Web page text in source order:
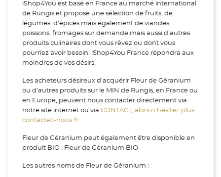
iShop4You est basé en France au marché international
de Rungis et propose une sélection de fruits, de
légumes, d’épices mais également de viandes,
poissons, fromages sur demande mais aussi d’autres
produits culinaires dont vous rêvez ou dont vous
pourriez avoir besoin. iShop4You France répondra aux
moindres de vos désirs.
Les acheteurs désireux d'acquérir Fleur de Géranium
ou d’autres produits sur le MIN de Rungis, en France ou
en Europe, peuvent nous contacter directement via
notre site internet ou via CONTACT, alors n’hésitez plus,
contactez-nous !!!
Fleur de Géranium peut également être disponible en
produit BIO : Fleur de Géranium BIO
Les autres noms de Fleur de Géranium :